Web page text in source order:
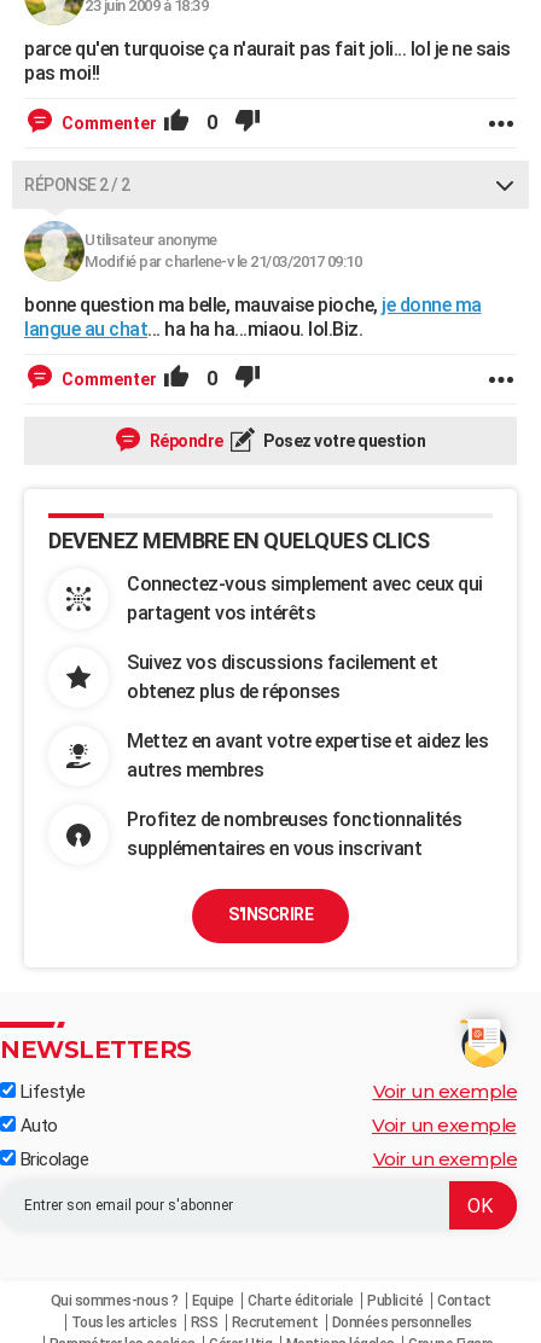
COPAINS D'AVANT
S'inscrire
Se connecter
Lycées
Collèges
Primaires
Universités
Entreprises
Service militaire
Avis de recherche
Bricolage
Lifestyle
Culture
Sport
Auto
Television
Voyage
Cinema
23 juin 2009 à 18:39
parce qu'en turquoise ça n'aurait pas fait joli... lol je ne sais
pas moi!!
Commenter 0
RÉPONSE 2 / 2
Utilisateur anonyme
Modifié par charlene-v le 21/03/2017 09:10
bonne question ma belle, mauvaise pioche, je donne ma
langue au chat... ha ha ha...miaou. lol.Biz.
Commenter 0
Répondre Posez votre question
DEVENEZ MEMBRE EN QUELQUES CLICS
Connectez-vous simplement avec ceux qui
partagent vos intérêts
Suivez vos discussions facilement et
obtenez plus de réponses
Mettez en avant votre expertise et aidez les
autres membres
Profitez de nombreuses fonctionnalités
supplémentaires en vous inscrivant
S'INSCRIRE
NEWSLETTERS
Lifestyle Voir un exemple
Auto Voir un exemple
Bricolage Voir un exemple
Qui sommes-nous ? Equipe Charte éditoriale Publicité
Contact
Tous les articles
RSS Recrutement
Données personnelles